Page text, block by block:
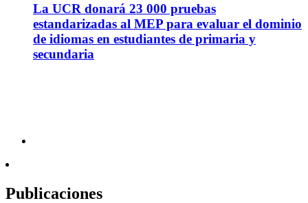
La UCR donará 23 000 pruebas
estandarizadas al MEP para evaluar el dominio
de idiomas en estudiantes de primaria y
secundaria
Publicaciones